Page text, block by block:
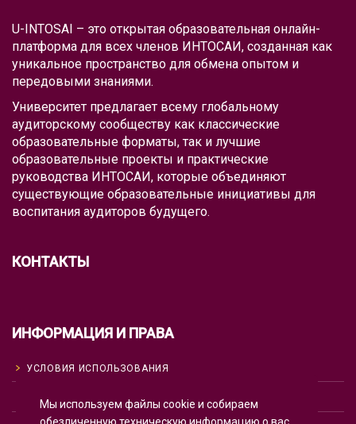
U-INTOSAI – это открытая образовательная онлайн-
платформа для всех членов ИНТОСАИ, созданная как
уникальное пространство для обмена опытом и
передовыми знаниями.
Университет предлагает всему глобальному
аудиторскому сообществу как классические
образовательные форматы, так и лучшие
образовательные проекты и практические
руководства ИНТОСАИ, которые объединяют
существующие образовательные инициативы для
воспитания аудиторов будущего.
КОНТАКТЫ
ИНФОРМАЦИЯ И ПРАВА
УСЛОВИЯ ИСПОЛЬЗОВАНИЯ
ПОЛИТИКА КОНФИДЕНЦИАЛЬНОСТИ
Мы используем файлы cookie и собираем